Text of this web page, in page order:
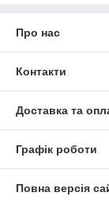
Про нас
Контакти
Доставка та
Графік роботи
Повна версія